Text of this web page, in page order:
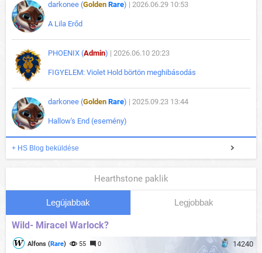
darkonee (Golden Rare) | 2026.06.29 10:53
A Lila Erőd
PHOENIX (Admin) | 2026.06.10 20:23
FIGYELEM: Violet Hold börtön meghibásodás
darkonee (Golden Rare) | 2025.09.23 13:44
Hallow's End (esemény)
+ HS Blog beküldése
Hearthstone paklik
Legújabbak Legjobbak
Wild- Miracel Warlock?
14240
Alfons (Rare) 55 0